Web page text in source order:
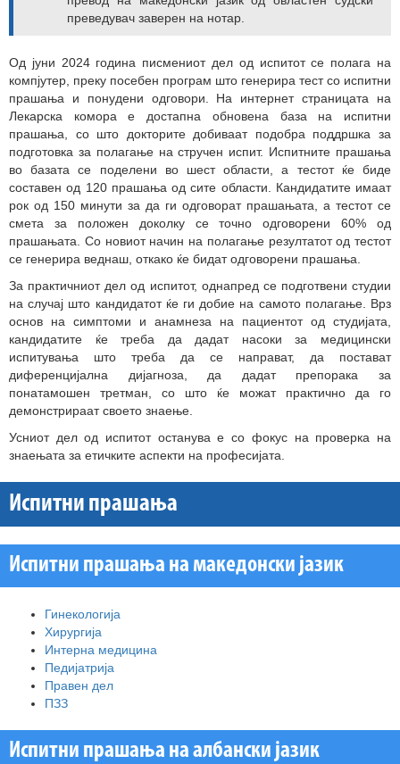
преведувач заверен на нотар.
Од јуни 2024 година писмениот дел од испитот се полага на
компјутер, преку посебен програм што генерира тест со испитни
прашања и понудени одговори. На интернет страницата на
Лекарска комора е достапна обновена база на испитни
прашања, со што докторите добиваат подобра поддршка за
подготовка за полагање на стручен испит. Испитните прашања
во базата се поделени во шест области, а тестот ќе биде
составен од 120 прашања од сите области. Кандидатите имаат
рок од 150 минути за да ги одговорат прашањата, а тестот се
смета за положен доколку се точно одговорени 60% од
прашањата. Со новиот начин на полагање резултатот од тестот
се генерира веднаш, откако ќе бидат одговорени прашања.
За практичниот дел од испитот, однапред се подготвени студии
на случај што кандидатот ќе ги добие на самото полагање. Врз
основ на симптоми и анамнеза на пациентот од студијата,
кандидатите ќе треба да дадат насоки за медицински
испитувања што треба да се направат, да постават
диференцијална дијагноза, да дадат препорака за
понатамошен третман, со што ќе можат практично да го
демонстрираат своето знаење.
Усниот дел од испитот останува е со фокус на проверка на
знаењата за етичките аспекти на професијата.
Испитни прашања
Испитни прашања на македонски јазик
Гинекологија
Хирургија
Интерна медицина
Педијатрија
Правен дел
ПЗЗ
Испитни прашања на албански јазик